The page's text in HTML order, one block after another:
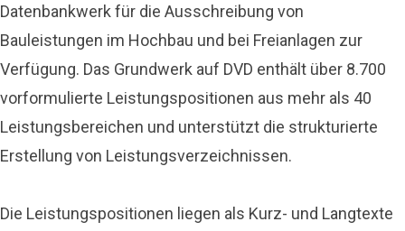
Datenbankwerk für die Ausschreibung von
Bauleistungen im Hochbau und bei Freianlagen zur
Verfügung. Das Grundwerk auf DVD enthält über 8.700
vorformulierte Leistungspositionen aus mehr als 40
Leistungsbereichen und unterstützt die strukturierte
Erstellung von Leistungsverzeichnissen.
Die Leistungspositionen liegen als Kurz- und Langtexte